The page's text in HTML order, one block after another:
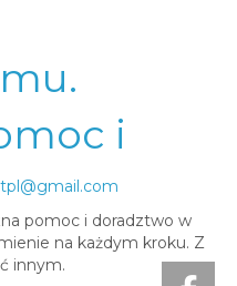
i
pomoc i doradztwo w
na każdym kroku. Z
innym.